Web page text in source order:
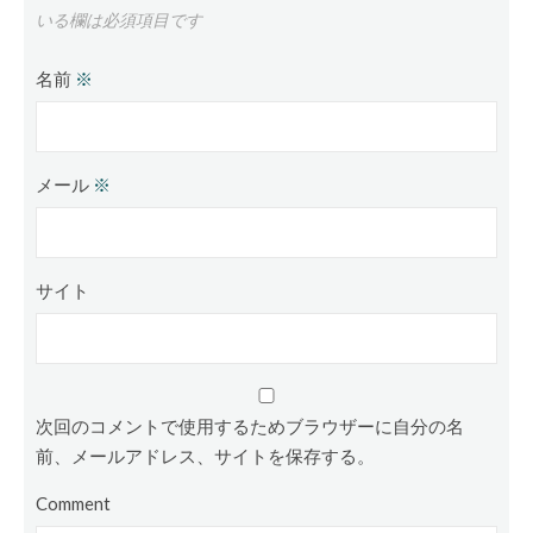
いる欄は必須項目です
名前 ※
メール ※
サイト
次回のコメントで使用するためブラウザーに自分の名
前、メールアドレス、サイトを保存する。
Comment